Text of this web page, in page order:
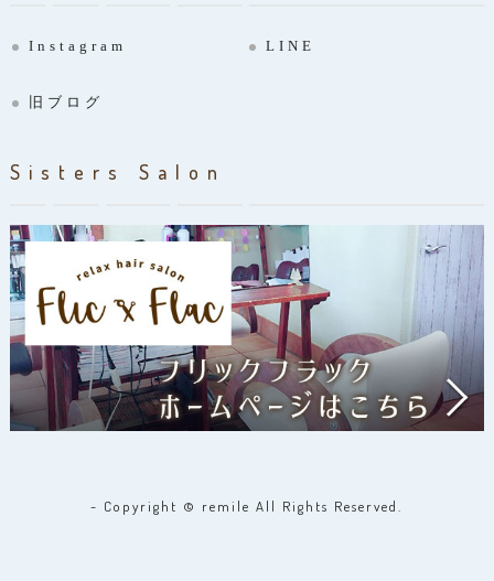
Instagram LINE
旧ブログ
Sisters Salon
- Copyright © remile All Rights Reserved.